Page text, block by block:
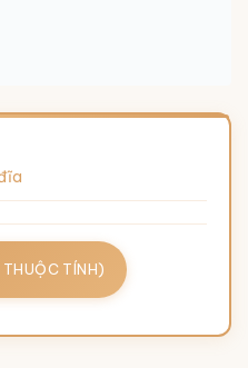
THUỘC TÍNH)